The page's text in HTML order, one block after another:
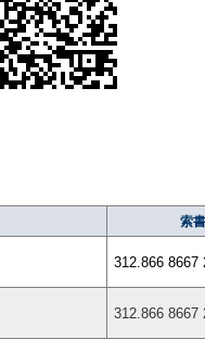
索
312.866 8667
312.866 8667